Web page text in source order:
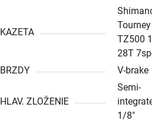
KAZETA
TZ500
28T
BRZDY
V-brake
HLAV. ZLOŽENIE
Semi-
1/8″